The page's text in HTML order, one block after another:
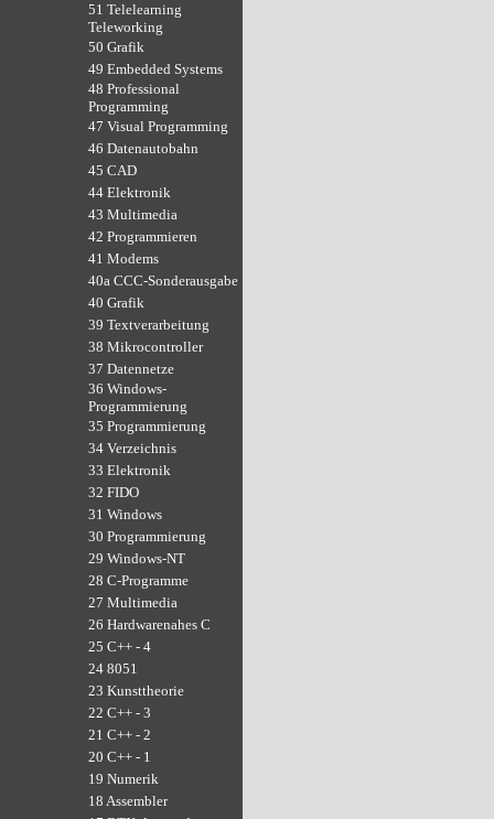
51 Telelearning
Teleworking
50 Grafik
49 Embedded Systems
48 Professional
Programming
47 Visual Programming
46 Datenautobahn
45 CAD
44 Elektronik
43 Multimedia
42 Programmieren
41 Modems
40a CCC-Sonderausgabe
40 Grafik
39 Textverarbeitung
38 Mikrocontroller
37 Datennetze
36 Windows-
Programmierung
35 Programmierung
34 Verzeichnis
33 Elektronik
32 FIDO
31 Windows
30 Programmierung
29 Windows-NT
28 C-Programme
27 Multimedia
26 Hardwarenahes C
25 C++ - 4
24 8051
23 Kunsttheorie
22 C++ - 3
21 C++ - 2
20 C++ - 1
19 Numerik
18 Assembler